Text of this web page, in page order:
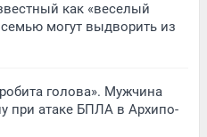
как «веселый
могут выдворить из
голова». Мужчина
при атаке БПЛА в Архипо-